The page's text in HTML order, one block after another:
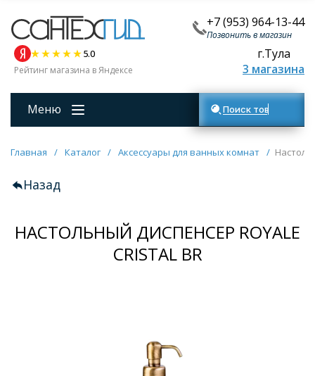
+7 (953) 964-13-44
Позвонить в магазин
5.0
Рейтинг магазина в Яндексе
г.Тула
3 магазина
Меню Поиск товаров
Главная / Каталог / Аксессуары для ванных комнат /
Назад
НАСТОЛЬНЫЙ ДИСПЕНСЕР ROYALE
CRISTAL BR